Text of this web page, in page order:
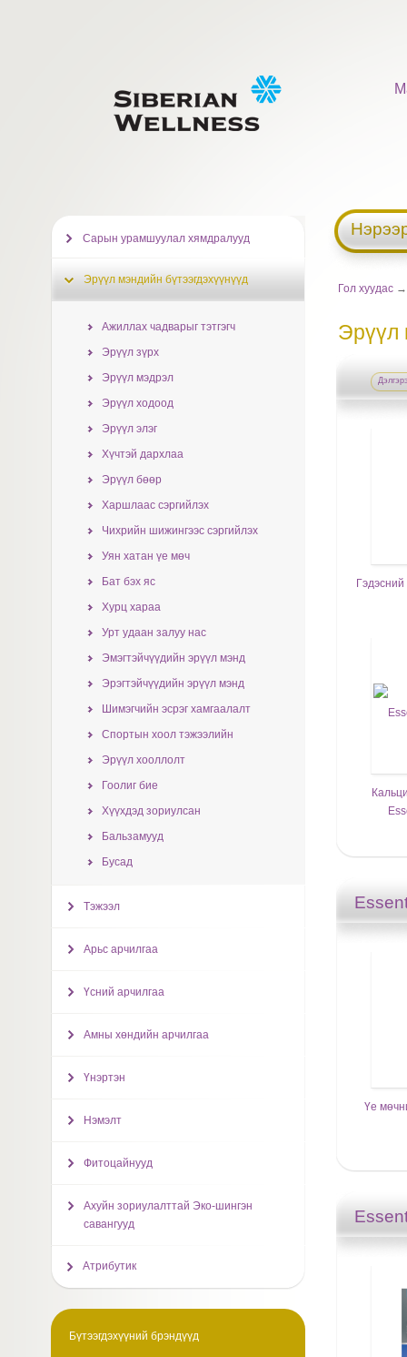
Гол хуудас →
Эрүүл
Үе
Сарын урамшуулал хямдралууд
Эрүүл мэндийн бүтээгдэхүүнүүд
Ажиллах чадварыг тэтгэгч
Эрүүл зүрх
Эрүүл мэдрэл
Эрүүл ходоод
Эрүүл элэг
Хүчтэй дархлаа
Эрүүл бөөр
Харшлаас сэргийлэх
Чихрийн шижингээс сэргийлэх
Уян хатан үе мөч
Бат бэх яс
Хурц хараа
Урт удаан залуу нас
Эмэгтэйчүүдийн эрүүл мэнд
Эрэгтэйчүүдийн эрүүл мэнд
Шимэгчийн эсрэг хамгаалалт
Спортын хоол тэжээлийн
Эрүүл хооллолт
Гоолиг бие
Хүүхдэд зориулсан
Бальзамууд
Бусад
Тэжээл
Арьс арчилгаа
Үсний арчилгаа
Амны хөндийн арчилгаа
Үнэртэн
Нэмэлт
Фитоцайнууд
Ахуйн зориулалттай Эко-шингэн
савангууд
Атрибутик
Бүтээгдэхүүний брэндүүд